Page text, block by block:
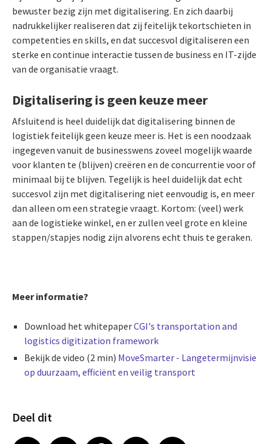
bewuster bezig zijn met digitalisering. En zich daarbij
nadrukkelijker realiseren dat zij feitelijk tekortschieten in
competenties en skills, en dat succesvol digitaliseren een
sterke en continue interactie tussen de business en IT-zijde
van de organisatie vraagt.
Digitalisering is geen keuze meer
Afsluitend is heel duidelijk dat digitalisering binnen de
logistiek feitelijk geen keuze meer is. Het is een noodzaak
ingegeven vanuit de businesswens zoveel mogelijk waarde
voor klanten te (blijven) creëren en de concurrentie voor of
minimaal bij te blijven. Tegelijk is heel duidelijk dat echt
succesvol zijn met digitalisering niet eenvoudig is, en meer
dan alleen om een strategie vraagt. Kortom: (veel) werk
aan de logistieke winkel, en er zullen veel grote en kleine
stappen/stapjes nodig zijn alvorens echt thuis te geraken.
Meer informatie?
Download het whitepaperCGI's transportation and
logistics digitization framework
Bekijk de video (2 min) MoveSmarter - Langetermijnvisie
op duurzaam, efficiënt en veilig transport
Deel dit